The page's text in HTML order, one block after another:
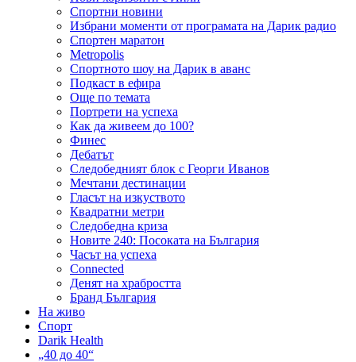
Спортни новини
Избрани моменти от програмата на Дарик радио
Спортен маратон
Metropolis
Спортното шоу на Дарик в аванс
Подкаст в ефира
Още по темата
Портрети на успеха
Как да живеем до 100?
Финес
Дебатът
Следобедният блок с Георги Иванов
Мечтани дестинации
Гласът на изкуството
Квадратни метри
Следобедна криза
Новите 240: Посоката на България
Часът на успеха
Connected
Денят на храбростта
Бранд България
На живо
Спорт
Darik Health
„40 до 40“